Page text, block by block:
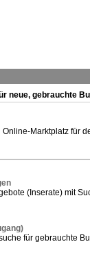
neue, gebrauchte
Online-Marktplatz für
(Inserate) mit
für gebrauchte